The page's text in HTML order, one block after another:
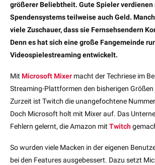
größerer Beliebtheit. Gute Spieler
Spendensystems teilweise auch Geld.
viele Zuschauer, dass sie Fernsehsendern
Denn es hat sich eine große Fangemeinde
Videospielestreaming entwickelt.
Mit Microsoft Mixer macht der Techriese im
Streaming-Plattformen den bisherigen
Zurzeit ist Twitch die unangefochtene
Doch Microsoft holt mit Mixer auf. Das
Fehlern gelernt, die Amazon mit Twitch
So wurden viele Macken in der eigenen
bei den Features ausgebessert. Dazu setzt